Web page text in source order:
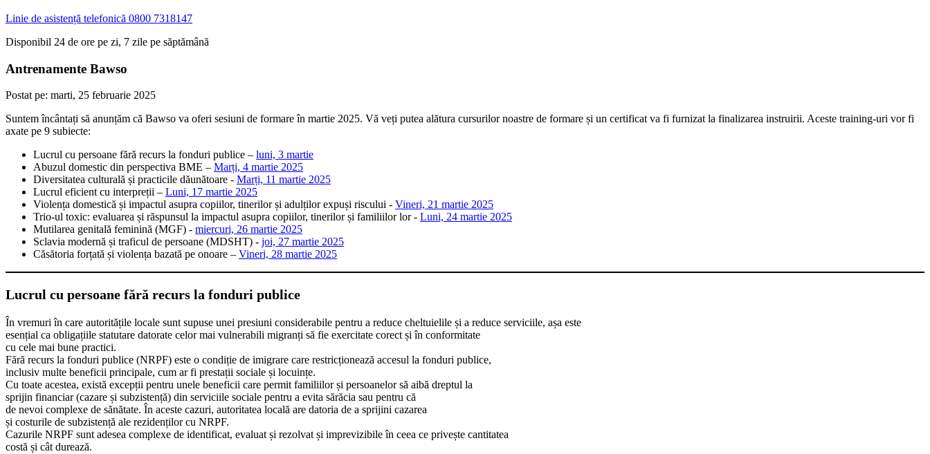
Linie de asistență telefonică 0800 7318147
Disponibil 24 de ore pe zi, 7 zile pe săptămână
Antrenamente Bawso
Postat pe: marti, 25 februarie 2025
Suntem încântați să anunțăm că Bawso va oferi sesiuni de formare în martie 2025. Vă veți putea alătura cursurilor noastre de formare și un certificat va fi furnizat la finalizarea instruirii. Aceste training-uri vor fi
axate pe 9 subiecte:
Lucrul cu persoane fără recurs la fonduri publice – luni, 3 martie
Abuzul domestic din perspectiva BME – Marți, 4 martie 2025
Diversitatea culturală și practicile dăunătoare - Marți, 11 martie 2025
Lucrul eficient cu interpreții – Luni, 17 martie 2025
Violența domestică și impactul asupra copiilor, tinerilor și adulților expuși riscului - Vineri, 21 martie 2025
Trio-ul toxic: evaluarea și răspunsul la impactul asupra copiilor, tinerilor și familiilor lor - Luni, 24 martie 2025
Mutilarea genitală feminină (MGF) - miercuri, 26 martie 2025
Sclavia modernă și traficul de persoane (MDSHT) - joi, 27 martie 2025
Căsătoria forțată și violența bazată pe onoare – Vineri, 28 martie 2025
Lucrul cu persoane fără recurs la fonduri publice
În vremuri în care autoritățile locale sunt supuse unei presiuni considerabile pentru a reduce cheltuielile și a reduce serviciile, așa este
esențial ca obligațiile statutare datorate celor mai vulnerabili migranți să fie exercitate corect și în conformitate
cu cele mai bune practici.
Fără recurs la fonduri publice (NRPF) este o condiție de imigrare care restricționează accesul la fonduri publice,
inclusiv multe beneficii principale, cum ar fi prestații sociale și locuințe.
Cu toate acestea, există excepții pentru unele beneficii care permit familiilor și persoanelor să aibă dreptul la
sprijin financiar (cazare și subzistență) din serviciile sociale pentru a evita sărăcia sau pentru că
de nevoi complexe de sănătate. În aceste cazuri, autoritatea locală are datoria de a sprijini cazarea
și costurile de subzistență ale rezidenților cu NRPF.
Cazurile NRPF sunt adesea complexe de identificat, evaluat și rezolvat și imprevizibile în ceea ce privește cantitatea
costă și cât durează.